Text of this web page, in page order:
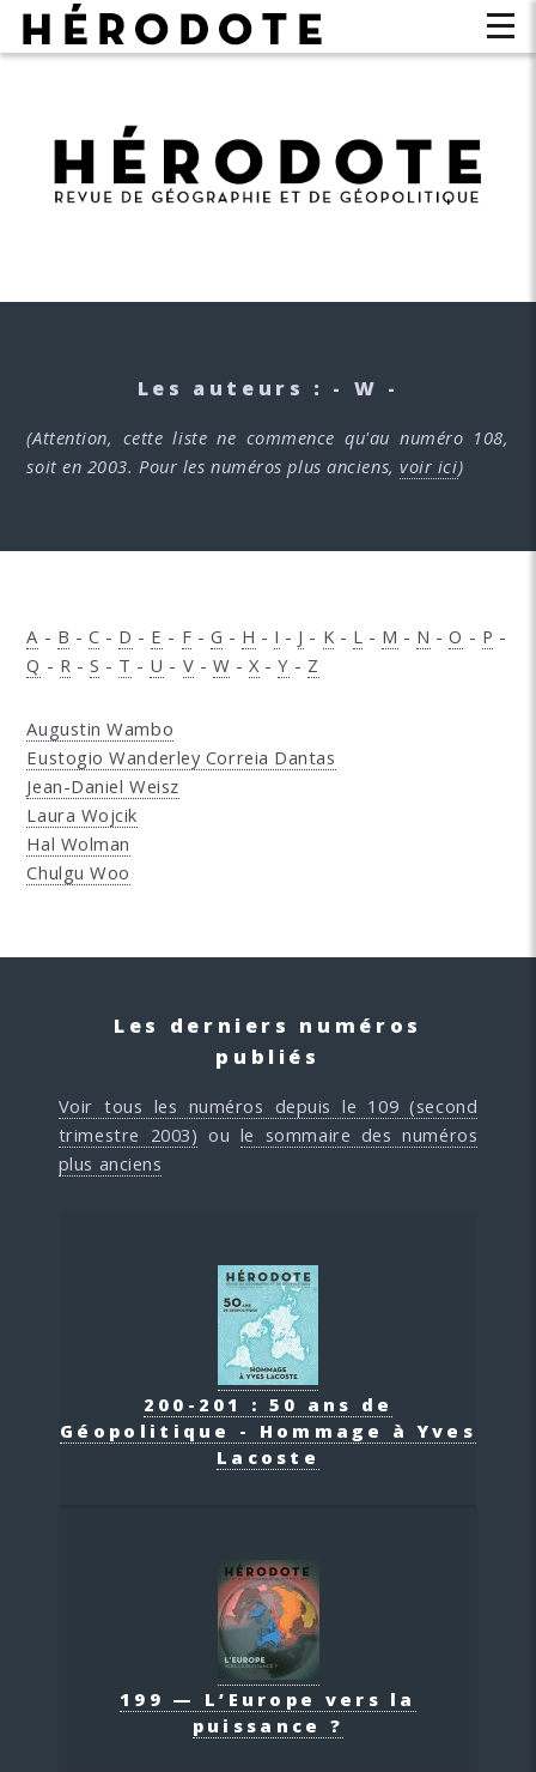
Les auteurs : - W -
(Attention, cette liste ne commence qu'au numéro 108,
soit en 2003. Pour les numéros plus anciens,voir ici)
A - B - C - D - E - F - G - H - I - J - K - L - M - N -O - P -
Q - R - S - T - U - V - W - X -Y - Z
Augustin Wambo
Eustogio Wanderley Correia Dantas
Jean-Daniel Weisz
Laura Wojcik
Hal Wolman
Chulgu Woo
Les derniers numéros
publiés
Voir tous les numéros depuis le 109 (second
trimestre 2003) ou le sommaire des numéros
plus anciens
200-201 : 50 ans de
Géopolitique - Hommage à Yves
Lacoste
199 — L’Europe vers la
puissance ?